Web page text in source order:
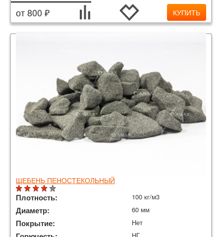
от 800 ₽ КУПИТЬ
ЩЕБЕНЬ ПЕНОСТЕКОЛЬНЫЙ
Плотность: 100 кг/м3
Диаметр: 60 мм
Покрытие: Нет